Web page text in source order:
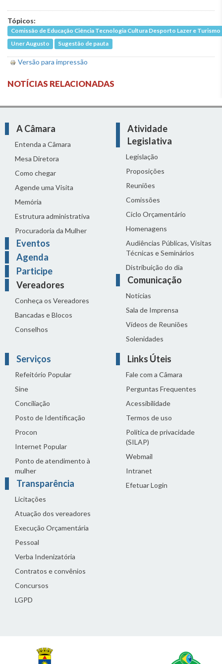
Tópicos:
Comissão de Educação Ciência Tecnologia Cultura Desporto Lazer e Turismo
Uner Augusto
Sugestão de pauta
Versão para impressão
NOTÍCIAS RELACIONADAS
A Câmara
Entenda a Câmara
Mesa Diretora
Como chegar
Agende uma Visita
Memória
Estrutura administrativa
Procuradoria da Mulher
Eventos
Agenda
Participe
Vereadores
Conheça os Vereadores
Bancadas e Blocos
Conselhos
Atividade
Legislativa
Legislação
Proposições
Reuniões
Comissões
Ciclo Orçamentário
Homenagens
Audiências Públicas, Visitas
Técnicas e Seminários
Distribuição do dia
Comunicação
Notícias
Sala de Imprensa
Vídeos de Reuniões
Solenidades
Serviços
Refeitório Popular
Sine
Conciliação
Posto de Identificação
Procon
Internet Popular
Ponto de atendimento à
mulher
Transparência
Licitações
Atuação dos vereadores
Execução Orçamentária
Pessoal
Verba Indenizatória
Contratos e convênios
Concursos
LGPD
Links Úteis
Fale com a Câmara
Perguntas Frequentes
Acessibilidade
Termos de uso
Política de privacidade
(SILAP)
Webmail
Intranet
Efetuar Login